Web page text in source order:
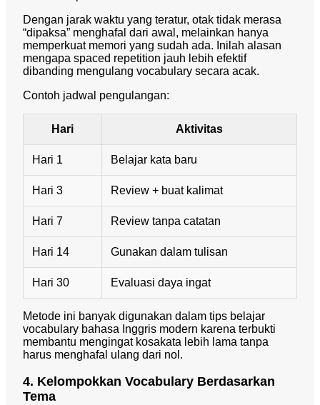
Dengan jarak waktu yang teratur, otak tidak merasa
“dipaksa” menghafal dari awal, melainkan hanya
memperkuat memori yang sudah ada. Inilah alasan
mengapa spaced repetition jauh lebih efektif
dibanding mengulang vocabulary secara acak.
Contoh jadwal pengulangan:
Hari Aktivitas
Hari 1 Belajar kata baru
Hari 3 Review + buat kalimat
Hari 7 Review tanpa catatan
Hari 14 Gunakan dalam tulisan
Hari 30 Evaluasi daya ingat
Metode ini banyak digunakan dalam tips belajar
vocabulary bahasa Inggris modern karena terbukti
membantu mengingat kosakata lebih lama tanpa
harus menghafal ulang dari nol.
4. Kelompokkan Vocabulary Berdasarkan
Tema